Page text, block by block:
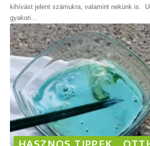
kihívást jelent számukra, valamint nekünk is.
gyakori
HASZNOS TIPPEK